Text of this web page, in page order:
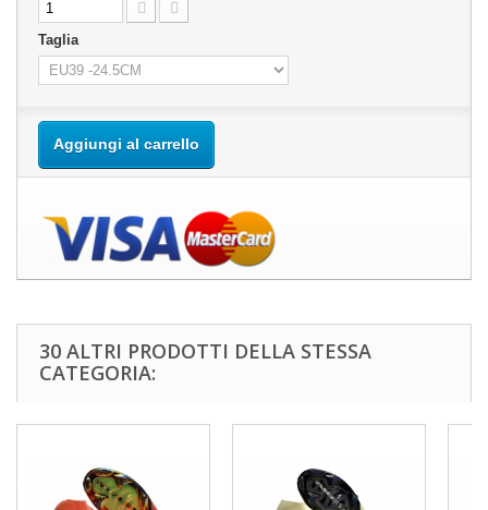
Taglia
Aggiungi al carrello
30 ALTRI PRODOTTI DELLA STESSA
CATEGORIA: